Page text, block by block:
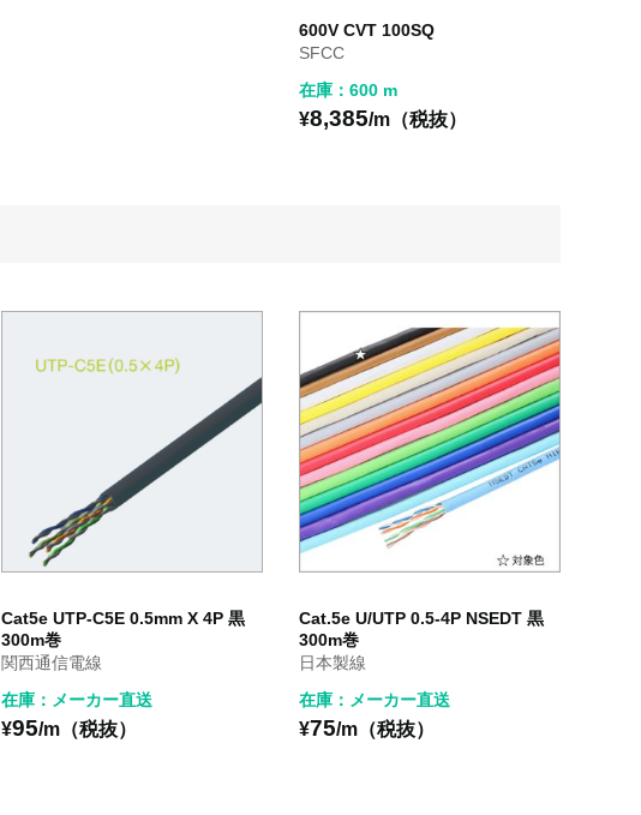
600V CVT 100SQ
SFCC
在庫：600 m
¥8,385/m（税抜）
Cat5e UTP-C5E 0.5mm X 4P 黒
300m巻
関西通信電線
在庫：メーカー直送
¥95/m（税抜）
Cat.5e U/UTP 0.5-4P NSEDT 黒
300m巻
日本製線
在庫：メーカー直送
¥75/m（税抜）